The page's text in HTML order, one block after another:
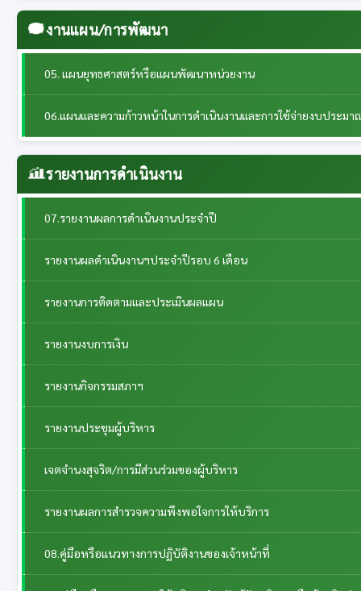
งานแผน/การพัฒนา
05. แผนยุทธศาสตร์หรือแผนพัฒนาหน่วยงาน
06.แผนและความก้าวหน้าในการดำเนินงานและการใช้จ่ายงบประมา
รายงานการดำเนินงาน
07.รายงานผลการดำเนินงานประจำปี
รายงานผลดำเนินงานฯประจำปีรอบ 6 เดือน
รายงานการติดตามและประเมินผลแผน
รายงานงบการเงิน
รายงานกิจกรรมสภาฯ
รายงานประชุมผู้บริหาร
เจตจำนงสุจริต/การมีส่วนร่วมของผู้บริหาร
รายงานผลการสำรวจความพึงพอใจการให้บริการ
08.คู่มือหรือแนวทางการปฏิบัติงานของเจ้าหน้าที่